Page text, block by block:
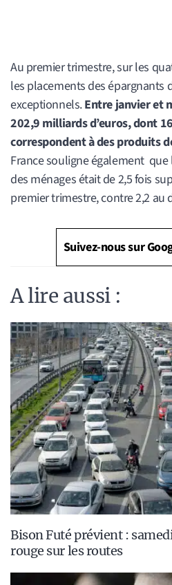
Au premier trimestre, sur les
les placements des épargnants
exceptionnels.Entre janvier et
202,9 milliards d’euros, dont
correspondent à des produits
France souligne également que
des ménages était de 2,5 fois
premier trimestre, contre 2,2 au
Suivez-nous sur
A lire aussi :
Bison Futé prévient :
rouge sur les routes